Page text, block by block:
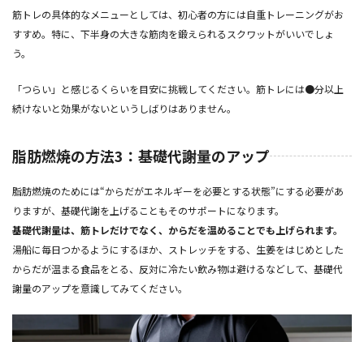
筋トレの具体的なメニューとしては、初心者の方には自重トレーニングがお
すすめ。特に、下半身の大きな筋肉を鍛えられるスクワットがいいでしょ
う。
「つらい」と感じるくらいを目安に挑戦してください。筋トレには●分以上
続けないと効果がないというしばりはありません。
脂肪燃焼の方法3：基礎代謝量のアップ
脂肪燃焼のためには“からだがエネルギーを必要とする状態”にする必要があ
りますが、基礎代謝を上げることもそのサポートになります。
基礎代謝量は、筋トレだけでなく、からだを温めることでも上げられます。
湯船に毎日つかるようにするほか、ストレッチをする、生姜をはじめとした
からだが温まる食品をとる、反対に冷たい飲み物は避けるなどして、基礎代
謝量のアップを意識してみてください。